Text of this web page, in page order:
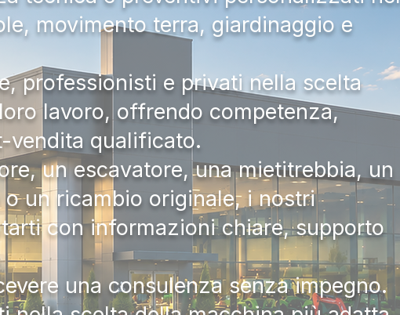
movimento terra, giardinaggio e
professionisti e privati nella scelta
lavoro, offrendo competenza,
vendita qualificato.
un escavatore, una mietitrebbia, un
un ricambio originale, i nostri
con informazioni chiare, supporto
una consulenza senza impegno.